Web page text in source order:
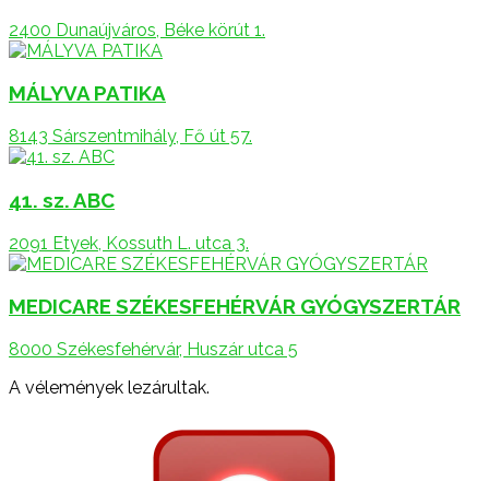
2400 Dunaújváros, Béke körút 1.
MÁLYVA PATIKA
8143 Sárszentmihály, Fő út 57.
41. sz. ABC
2091 Etyek, Kossuth L. utca 3.
MEDICARE SZÉKESFEHÉRVÁR GYÓGYSZERTÁR
8000 Székesfehérvár, Huszár utca 5
A vélemények lezárultak.